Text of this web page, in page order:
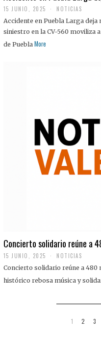
15 JUNIO, 2025 NOTICIAS
Accidente en Puebla Larga
siniestro en la CV-560 moviliza
de Puebla More
Concierto solidario reúne a
15 JUNIO, 2025 NOTICIAS
Concierto solidario reúne a 480
histórico rebosa música y
1 2 3